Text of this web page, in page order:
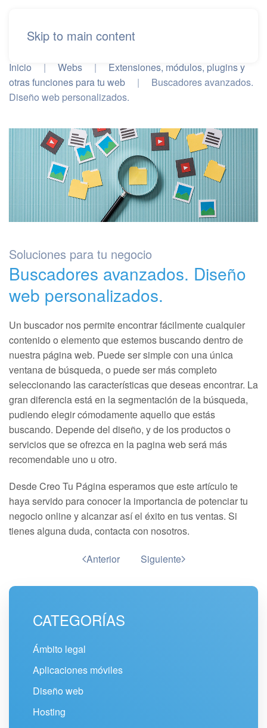
Skip to main content
Inicio Webs
Extensiones, módulos, plugins y
otras funciones para tu web
Buscadores avanzados.
Diseño web personalizados.
Soluciones para tu negocio
Buscadores avanzados. Diseño
web personalizados.
Un buscador nos permite encontrar fácilmente cualquier
contenido o elemento que estemos buscando dentro de
nuestra página web. Puede ser simple con una única
ventana de búsqueda, o puede ser más completo
seleccionando las características que deseas encontrar. La
gran diferencia está en la segmentación de la búsqueda,
pudiendo elegir cómodamente aquello que estás
buscando. Depende del diseño, y de los productos o
servicios que se ofrezca en la pagina web será más
recomendable uno u otro.
Desde Creo Tu Página esperamos que este artículo te
haya servido para conocer la importancia de potenciar tu
negocio online y alcanzar así el éxito en tus ventas. Si
tienes alguna duda, contacta con nosotros.
Anterior Siguiente
CATEGORÍAS
Ámbito legal
Aplicaciones móviles
Diseño web
Hosting